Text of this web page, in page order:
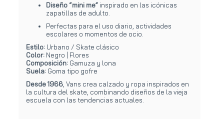
Diseño “mini me” inspirado en las icónicas
zapatillas de adulto.
Perfectas para el uso diario, actividades
escolares o momentos de ocio.
Estilo: Urbano / Skate clásico
Color: Negro | Flores
Composición: Gamuza y lona
Suela: Goma tipo gofre
Desde 1966 , Vans crea calzado y ropa inspirados en
la cultura del skate, combinando diseños de la vieja
escuela con las tendencias actuales.